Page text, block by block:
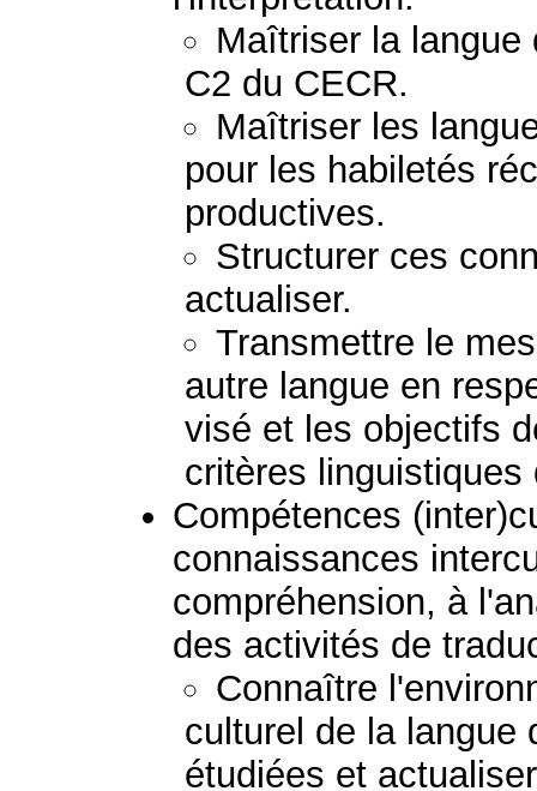
Maîtriser la langue
C2 du CECR.
Maîtriser les
pour les habiletés
productives.
Structurer ces
actualiser.
Transmettre le
autre langue en
visé et les objectifs
critères
Compétences
connaissances
compréhension, à
des activités de
Connaître
culturel de la langue
étudiées et